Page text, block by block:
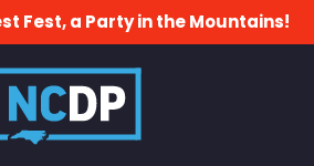
Fest, a Party in the Mountains!